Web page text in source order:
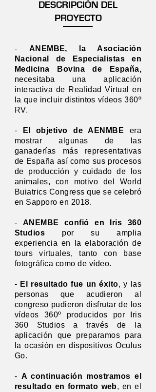
DESCRIPCIÓN DEL
PROYECTO
- ANEMBE, la Asociación
Nacional de Especialistas en
Medicina Bovina de España,
necesitaba una aplicación
interactiva de Realidad Virtual en
la que incluir distintos vídeos 360º
RV.
- El objetivo de AENMBE era
mostrar algunas de las
ganaderías más representativas
de España así como sus procesos
de producción y cuidado de los
animales,
con motivo del World
Buiatrics Congress que se celebró
en Sapporo en 2018.
- ANEMBE confió en Iris 360
Studios por su amplia
experiencia en la elaboración de
tours virtuales, tanto con base
fotográfica como de vídeo.
- El resultado fue un éxito, y las
personas que acudieron al
congreso pudieron disfrutar de los
vídeos 360º producidos por Iris
360 Studios a través de la
aplicación que preparamos para
la ocasión en dispositivos Oculus
Go.
- A continuación mostramos el
resultado en formato web, en el